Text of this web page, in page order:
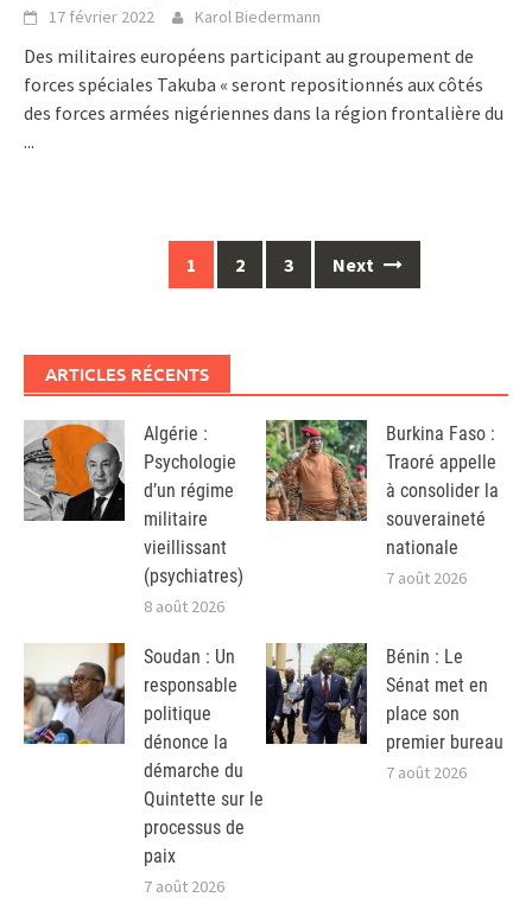
17 février 2022 Karol Biedermann
Des militaires européens participant au groupement de
forces spéciales Takuba « seront repositionnés aux côtés
des forces armées nigériennes dans la région frontalière du
...
1 2 3 Next
ARTICLES RÉCENTS
Algérie :
Psychologie
d’un régime
militaire
vieillissant
(psychiatres)
8 août 2026
Burkina Faso :
Traoré appelle
à consolider la
souveraineté
nationale
7 août 2026
Soudan : Un
responsable
politique
dénonce la
démarche du
Quintette sur le
processus de
paix
7 août 2026
Bénin : Le
Sénat met en
place son
premier bureau
7 août 2026